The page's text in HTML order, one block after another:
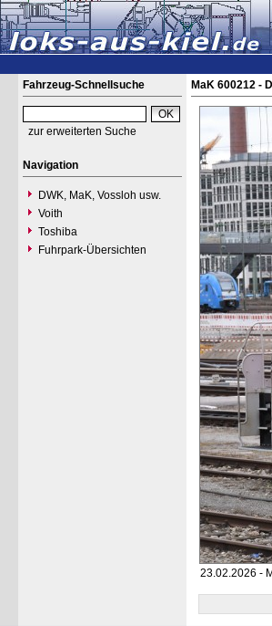
Fahrzeug-Schnellsuche
zur erweiterten Suche
Navigation
DWK, MaK, Vossloh usw.
Voith
Toshiba
Fuhrpark-Übersichten
MaK 600212 -
23.02.2026 -